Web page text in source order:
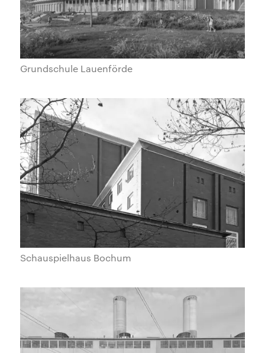
Grundschule Lauenförde
Schauspielhaus Bochum